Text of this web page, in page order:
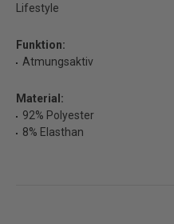
Lifestyle
Funktion:
Atmungsaktiv
Material:
92% Polyester
8% Elasthan